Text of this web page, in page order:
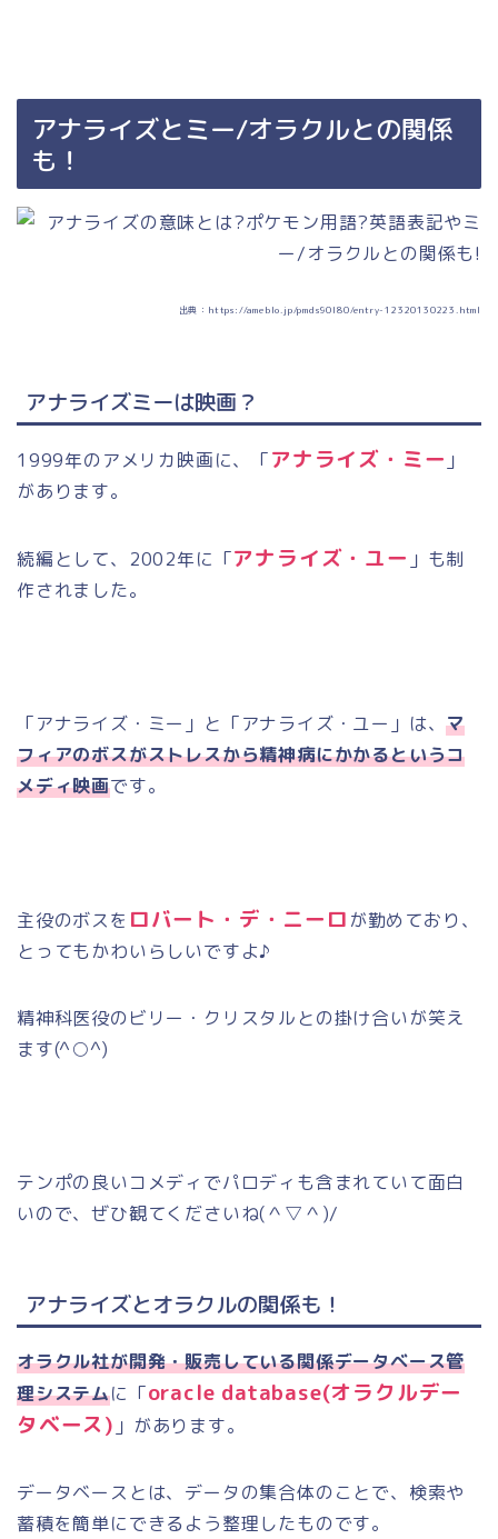
アナライズとミー/オラクルとの関係
も！
出典：https://ameblo.jp/pmds90l80/entry-12320130223.html
アナライズミーは映画？
1999年のアメリカ映画に、「アナライズ・ミー 」
があります。
続編として、 2002年に「アナライズ・ユー 」も制
作されました。
「アナライズ・ミー」と「アナライズ・ユー」は、マ
フィアのボスがストレスから精神病にかかるというコ
メディ映画です。
主役のボスを ロバート・デ・ニーロ が勤めており、
とってもかわいらしいですよ♪
精神科医役のビリー・クリスタルとの掛け合いが笑え
ます(^○^)
テンポの良いコメディでパロディも含まれていて面白
いので、ぜひ観てくださいね(＾▽＾ )/
アナライズとオラクルの関係も！
オラクル社が開発・販売している関係データベース管
理システムに「oracle database(オラクルデー
タベース) 」があります。
データベースとは、データの集合体のことで、検索や
蓄積を簡単にできるよう整理したものです。